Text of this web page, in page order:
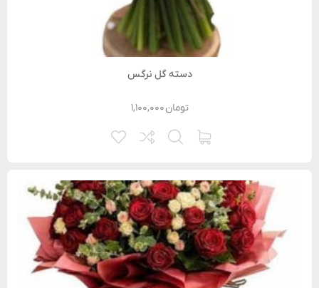
دسته گل نرگس
۱,۱۰۰,۰۰۰تومان